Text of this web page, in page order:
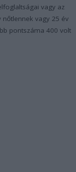
vagy az
vagy 25 év
pontszáma 400 volt